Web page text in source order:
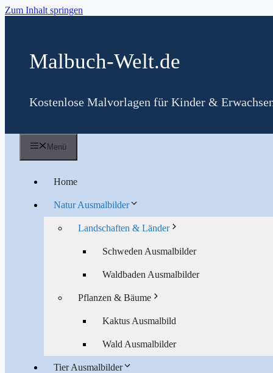
Zum Inhalt springen
Malbuch-Welt.de
Kostenlose Malvorlagen für Kinder &
Menü
Home
Natur Ausmalbilder
Landschaften & Länder
Schweden Ausmalbilder
Waldbaden Ausmalbilder
Pflanzen & Bäume
Kaktus Ausmalbild
Wald Ausmalbilder
Tier Ausmalbilder